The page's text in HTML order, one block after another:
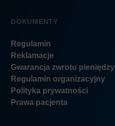
DOKUMENTY
Regulamin
Reklamacje
Gwarancja zwrotu pieniędzy
Regulamin organizacyjny
Polityka prywatności
Prawa pacjenta